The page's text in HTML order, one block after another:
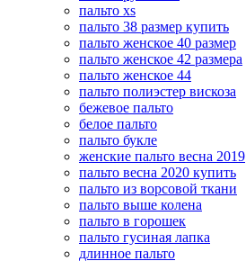
пальто xs
пальто 38 размер купить
пальто женское 40 размер
пальто женское 42 размера
пальто женское 44
пальто полиэстер вискоза
бежевое пальто
белое пальто
пальто букле
женские пальто весна 2019
пальто весна 2020 купить
пальто из ворсовой ткани
пальто выше колена
пальто в горошек
пальто гусиная лапка
длинное пальто